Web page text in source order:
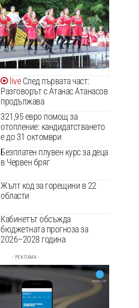
След първата част:
Разговорът с Атанас Атанасов
продължава
321,95 евро помощ за
отопление: кандидатстването
е до 31 октомври
Безплатен плувен курс за деца
в Червен бряг
Жълт код за горещини в 22
области
Кабинетът обсъжда
бюджетната прогноза за
2026–2028 година
- РЕКЛАМА -